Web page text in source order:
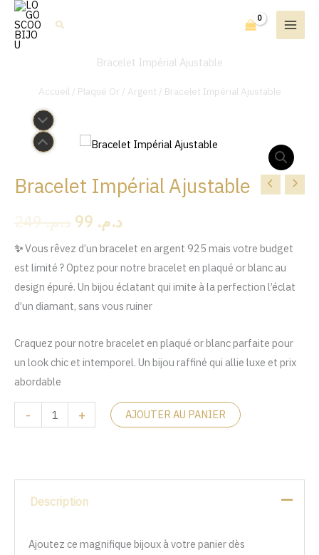
Aller
contenu
Rechercher
Bracelet Impérial Ajustable
Accueil/ Plaqué Or / Argent / Bracelet Impérial Ajustable
Bracelet Impérial Ajustable
د.م.249
Le
prix
initial
était :
د.م. 249.
د.م.
Le
actuel
est :
✨Vous rêvez d’un bracelet en argent 925 mais votre budget
est limité ? Optez pour notre bracelet en plaqué or blanc au
design épuré. Un bijou éclatant qui imite à la perfection l’éclat
d’un diamant, sans vous ruiner
Craquez pour notre bracelet en plaqué or blanc parfaite pour
un look chic et intemporel. Un bijou raffiné qui allie luxe et prix
abordable
-
quantité
Bracelet
Impérial
Ajustable
+ AJOUTER AU PANIER
Description
Ajoutez ce magnifique bijoux à votre panier dès